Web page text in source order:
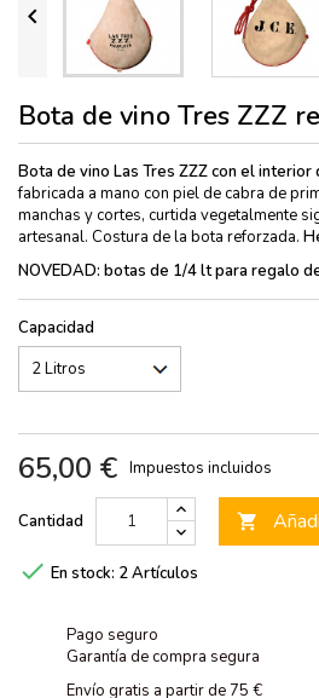

Bota de vino Tres ZZZ
Bota de vino Las Tres ZZZ con el
fabricada a mano con piel de cabra de
manchas y cortes, curtida vegetalmente
artesanal. Costura de la bota reforzada.
NOVEDAD: botas de 1/4 lt para regalo
Capacidad
65,00 € Impuestos incluidos
Cantidad 
 En stock: 2 Artículos
Pago seguro
Garantía de compra segura
Envío gratis a partir de 75 €